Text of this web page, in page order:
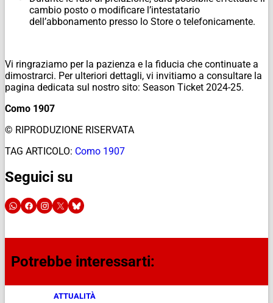
cambio posto o modificare l’intestatario
dell’abbonamento presso lo Store o telefonicamente.
Vi ringraziamo per la pazienza e la fiducia che continuate a
dimostrarci. Per ulteriori dettagli, vi invitiamo a consultare la
pagina dedicata sul nostro sito: Season Ticket 2024-25.
Como 1907
© RIPRODUZIONE RISERVATA
TAG ARTICOLO: Como 1907
Seguici su
Potrebbe interessarti:
ATTUALITÀ